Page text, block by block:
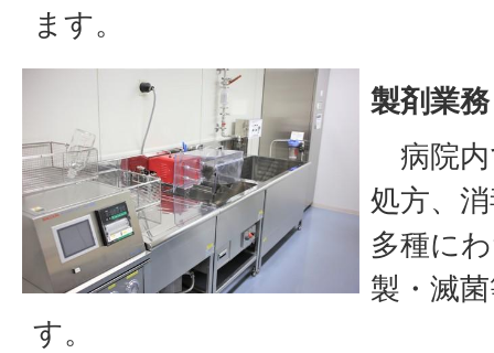
ます。
製剤業務
病院内
処方、
多種に
製・滅
す。